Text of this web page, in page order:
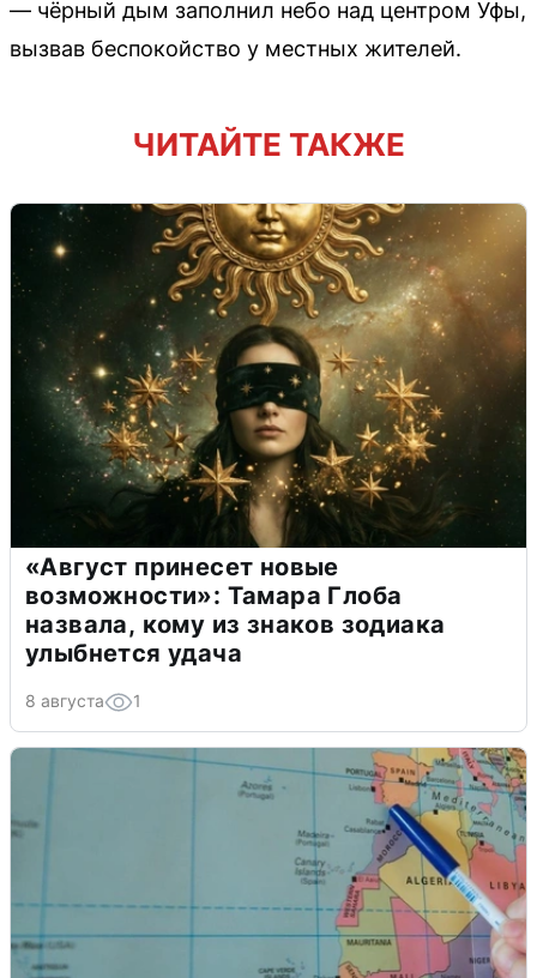
— чёрный дым заполнил небо над центром Уфы,
вызвав беспокойство у местных жителей.
ЧИТАЙТЕ ТАКЖЕ
«Август принесет новые
возможности»: Тамара Глоба
назвала, кому из знаков зодиака
улыбнется удача
8 августа 1